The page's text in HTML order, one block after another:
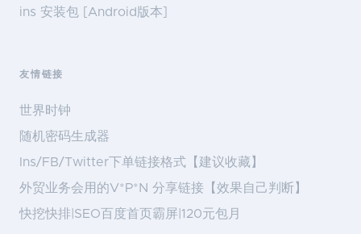
ins 安装包 [Android版本]
友情链接
世界时钟
随机密码生成器
Ins/FB/Twitter下单链接格式【建议收藏】
外贸业务会用的V*P*N 分享链接【效果自己判断】
快挖快排|SEO百度首页霸屏|120元包月